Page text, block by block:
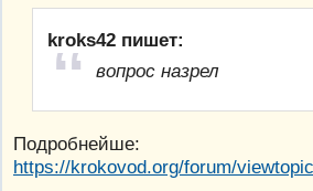
kroks42 пишет:
вопрос назрел
Подробнейше:
https://krokovod.org/forum/